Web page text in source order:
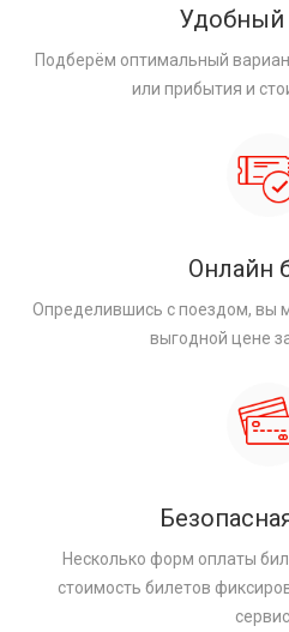
Удобный
Подберём оптимальный
или прибытия и
Онлайн
Определившись с поездом, вы
выгодной цене
Несколько форм оплаты
стоимость билетов